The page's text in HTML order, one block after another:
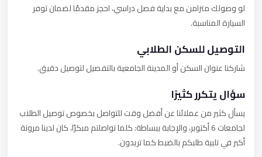
لو وصولك متزامن مع بداية فصل دراسي، احجز مقدمًا لضمان توفر
السيارة المناسبة.
التوصيل للسكن الطلابي
شاركنا عنوان السكن أو المدينة الجامعية بالتفصيل لتوصيل دقيق.
سؤال يتكرر كثيرًا
يسأل كثير من عملائنا عن أفضل وقت للتواصل بخصوص توصيل الطلاب
لجامعات 6 أكتوبر، والإجابة ببساطة: كلما تواصلتم مبكرًا، كان لدينا مرونة
أكبر في تلبية طلبكم بالضبط كما تريدون.